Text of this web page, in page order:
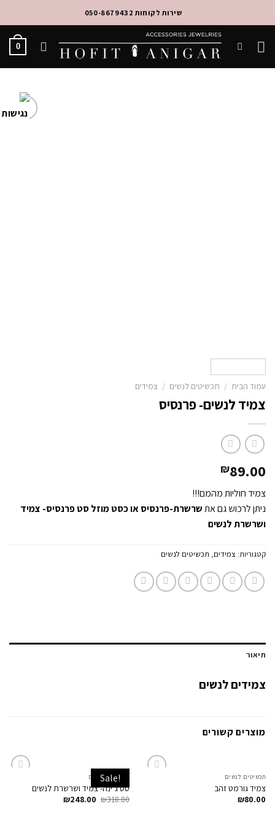
to
שירות לקוחות 050-8679432
0
עמוד הבית / תכשיטים לנשים / צמידים
צמיד לנשים- פרנסיס
₪89.00
צמיד חוליות מהמם!!!
ניתן לרכוש גם אתשרשרת-פרנסיסאו כסט מוזלסט פרנסיס- צמיד
ושרשרת לנשים
קטגוריות: צמידים, תכשיטים לנשים
תיאור
צמידים לנשים
מוצרים קשורים
תכשיטים לנשים
צמיד גורמט זהב
₪80.00
Sale!
תכשיטים לנשים
סט ג’ינה- צמיד ושרשרת לנשים
₪310.00
₪248.00